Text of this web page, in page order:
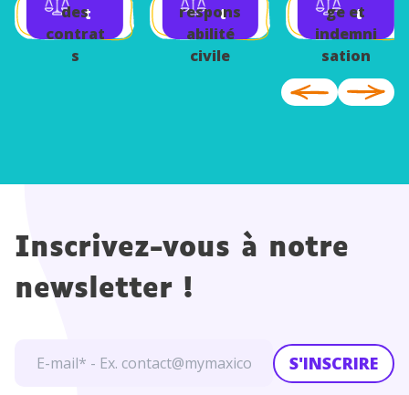
d'État
t
des
contrat
s
t
respons
abilité
civile
t
ge et
indemni
sation
Inscrivez-vous à notre
newsletter !
S'INSCRIRE